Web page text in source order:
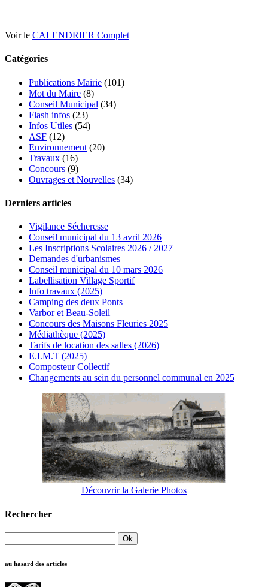
Voir le CALENDRIER Complet
Catégories
Publications Mairie (101)
Mot du Maire (8)
Conseil Municipal (34)
Flash infos (23)
Infos Utiles (54)
ASF (12)
Environnement (20)
Travaux (16)
Concours (9)
Ouvrages et Nouvelles (34)
Derniers articles
Vigilance Sécheresse
Conseil municipal du 13 avril 2026
Les Inscriptions Scolaires 2026 / 2027
Demandes d'urbanismes
Conseil municipal du 10 mars 2026
Labellisation Village Sportif
Info travaux (2025)
Camping des deux Ponts
Varbor et Beau-Soleil
Concours des Maisons Fleuries 2025
Médiathèque (2025)
Tarifs de location des salles (2026)
E.I.M.T (2025)
Composteur Collectif
Changements au sein du personnel communal en 2025
Découvrir la Galerie Photos
Rechercher
au hasard des articles